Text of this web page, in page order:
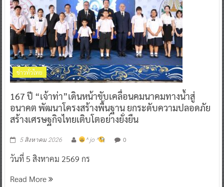
ข่าวทั่วไทย
167 ปี “เจ้าท่า”เดินหน้าขับเคลื่อนคมนาคมทางน้ำสู่
อนาคต พัฒนาโครงสร้างพื้นฐาน ยกระดับความปลอดภัย
สร้างเศรษฐกิจไทยเติบโตอย่างยั่งยืน
5 สิงหาคม 2026 ^ jo ^ 0
วันที่ 5 สิงหาคม 2569 กร
Read More